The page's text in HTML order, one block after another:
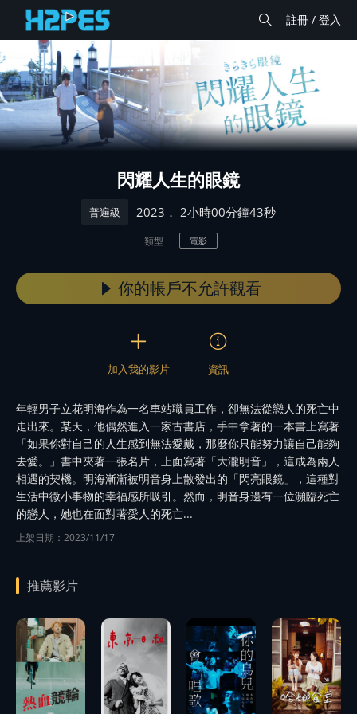
註冊 / 登入
閃耀人生的眼鏡
普遍級 2023 ． 2小時00分鐘43秒
類型 電影
你的帳戶不允許觀看
加入我的影片 資訊
年輕男子立花明海作為一名車站職員工作，卻無法從戀人的死亡中
走出來。某天，他偶然進入一家古書店，手中拿著的一本書上寫著
「如果你對自己的人生感到無法愛戴，那麼你只能努力讓自己能夠
去愛。」書中夾著一張名片，上面寫著「大瀧明音」，這成為兩人
相遇的契機。明海漸漸被明音身上散發出的「閃亮眼鏡」，這種對
生活中微小事物的幸福感所吸引。然而，明音身邊有一位瀕臨死亡
的戀人，她也在面對著愛人的死亡...
上架日期：2023/11/17
推薦影片
播
放
預告
播
放
預告